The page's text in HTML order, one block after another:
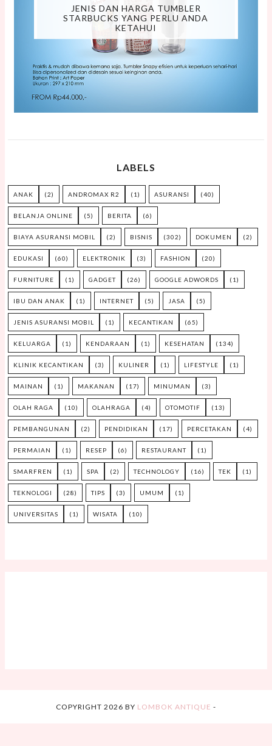
JENIS DAN HARGA TUMBLER
STARBUCKS YANG PERLU ANDA
KETAHUI
LABELS
ANAK (2) ANDROMAX R2 (1) ASURANSI (40)
BELANJA ONLINE (5) BERITA (6)
BIAYA ASURANSI MOBIL (2) BISNIS (302) DOKUMEN (2)
EDUKASI (60) ELEKTRONIK (3) FASHION (20)
FURNITURE (1) GADGET (26) GOOGLE ADWORDS (1)
IBU DAN ANAK (1) INTERNET (5) JASA (5)
JENIS ASURANSI MOBIL (1) KECANTIKAN (65)
KELUARGA (1) KENDARAAN (1) KESEHATAN (134)
KLINIK KECANTIKAN (3) KULINER (1) LIFESTYLE (1)
MAINAN (1) MAKANAN (17) MINUMAN (3)
OLAH RAGA (10) OLAHRAGA (4) OTOMOTIF (13)
PEMBANGUNAN (2) PENDIDIKAN (17) PERCETAKAN (4)
PERMAIAN (1) RESEP (6) RESTAURANT (1)
SMARFREN (1) SPA (2) TECHNOLOGY (16) TEK (1)
TEKNOLOGI (28) TIPS (3) UMUM (1)
UNIVERSITAS (1) WISATA (10)
COPYRIGHT 2026 BY LOMBOK ANTIQUE -